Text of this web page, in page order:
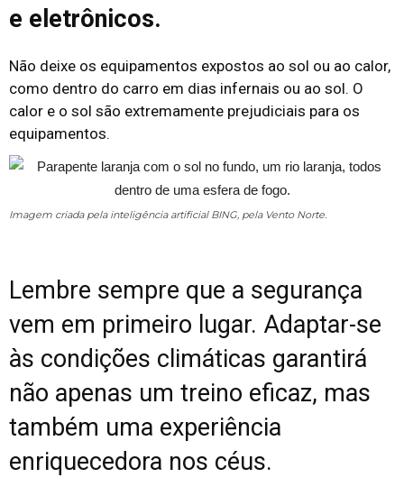
e eletrônicos.
Não deixe os equipamentos expostos ao sol ou ao calor,
como dentro do carro em dias infernais ou ao sol. O
calor e o sol são extremamente prejudiciais para os
equipamentos.
Imagem criada pela inteligência artificial BING, pela Vento Norte.
Lembre sempre que a segurança
vem em primeiro lugar. Adaptar-se
às condições climáticas garantirá
não apenas um treino eficaz, mas
também uma experiência
enriquecedora nos céus.